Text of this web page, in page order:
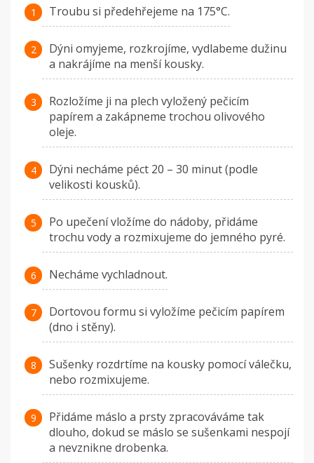
Troubu si předehřejeme na 175°C.
Dýni omyjeme, rozkrojíme, vydlabeme dužinu
a nakrájíme na menší kousky.
Rozložíme ji na plech vyložený pečicím
papírem a zakápneme trochou olivového
oleje.
Dýni necháme péct 20 – 30 minut (podle
velikosti kousků).
Po upečení vložíme do nádoby, přidáme
trochu vody a rozmixujeme do jemného pyré.
Necháme vychladnout.
Dortovou formu si vyložíme pečicím papírem
(dno i stěny).
Sušenky rozdrtíme na kousky pomocí válečku,
nebo rozmixujeme.
Přidáme máslo a prsty zpracováváme tak
dlouho, dokud se máslo se sušenkami nespojí
a nevznikne drobenka.